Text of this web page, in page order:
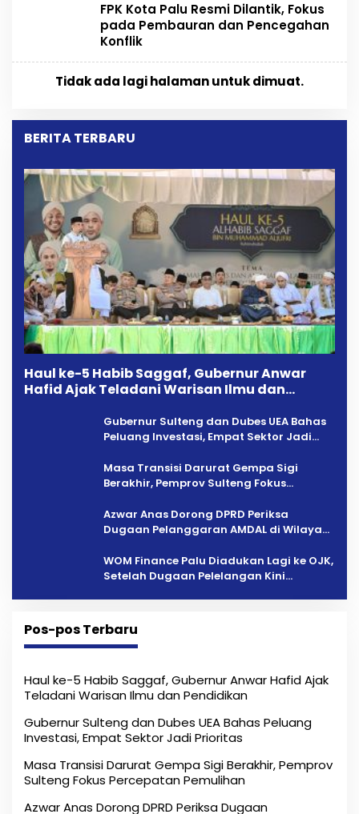
FPK Kota Palu Resmi Dilantik, Fokus
pada Pembauran dan Pencegahan
Konflik
Tidak ada lagi halaman untuk dimuat.
BERITA TERBARU
Haul ke-5 Habib Saggaf, Gubernur Anwar
Hafid Ajak Teladani Warisan Ilmu dan
Gubernur Sulteng dan Dubes UEA Bahas
Peluang Investasi, Empat Sektor Jadi
Masa Transisi Darurat Gempa Sigi
Berakhir, Pemprov Sulteng Fokus
Azwar Anas Dorong DPRD Periksa
Dugaan Pelanggaran AMDAL di Wilayah
‎WOM Finance Palu Diadukan Lagi ke OJK,
Setelah Dugaan Pelelangan Kini
Pos-pos Terbaru
Haul ke-5 Habib Saggaf, Gubernur Anwar Hafid Ajak
Teladani Warisan Ilmu dan Pendidikan
Gubernur Sulteng dan Dubes UEA Bahas Peluang
Investasi, Empat Sektor Jadi Prioritas
Masa Transisi Darurat Gempa Sigi Berakhir, Pemprov
Sulteng Fokus Percepatan Pemulihan
Azwar Anas Dorong DPRD Periksa Dugaan